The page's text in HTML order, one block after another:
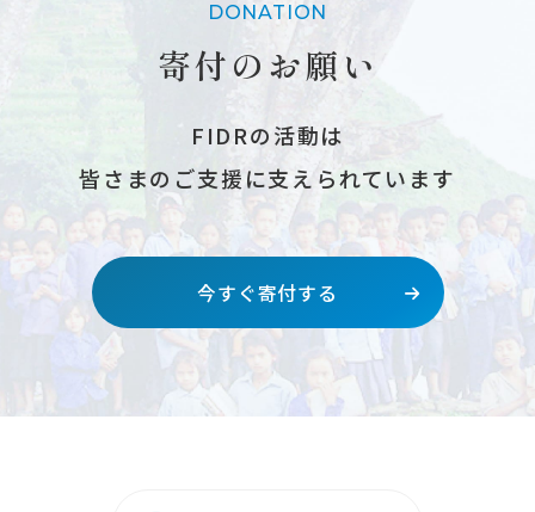
DONATION
寄付のお願い
FIDRの活動は
皆さまのご支援に支えられています
今すぐ寄付する